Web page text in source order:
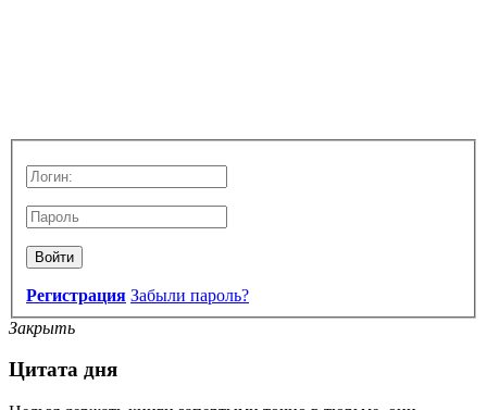
Войти
Регистрация Забыли пароль?
Закрыть
Цитата дня